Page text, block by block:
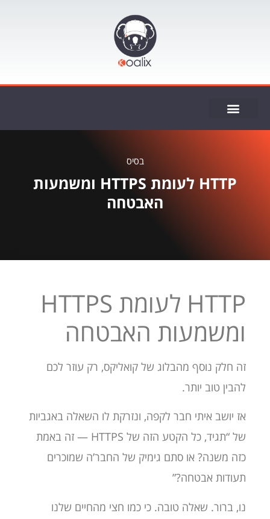
בסיס
HTTP לעומת HTTPS ומשמעות
האבטחה
HTTP לעומת HTTPS
ומשמעות האבטחה
זה חלק נוסף מהבלוג של קואליקס, רק עוזר לכם
להבין טוב יותר.
אז יושב איתי חבר לקפה, ונזרקת לו השאלה באגביות
של “תגיד, כל הקטע הזה של HTTPS — זה באמת
כזה משנה? או סתם גימיק של החבר’ה שמוכרים
תעודות אבטחה?”
נו, ברור. שאלה טובה. כי כמו חצי מהחיים שלנו